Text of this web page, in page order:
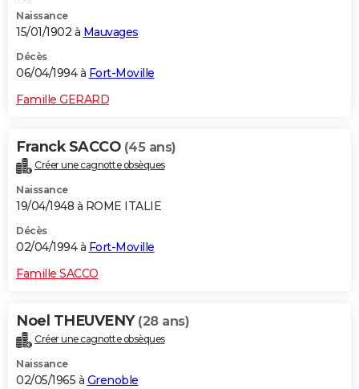
Naissance
15/01/1902 à Mauvages
Décès
06/04/1994 à Fort-Moville
Famille GERARD
Franck SACCO (45 ans)
Créer une cagnotte obsèques
Naissance
19/04/1948 à ROME ITALIE
Décès
02/04/1994 à Fort-Moville
Famille SACCO
Noel THEUVENY (28 ans)
Créer une cagnotte obsèques
Naissance
02/05/1965 à Grenoble